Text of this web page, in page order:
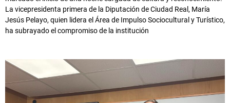
La vicepresidenta primera de la Diputación de Ciudad Real, María
Jesús Pelayo, quien lidera el Área de Impulso Sociocultural y Turístico,
ha subrayado el compromiso de la institución